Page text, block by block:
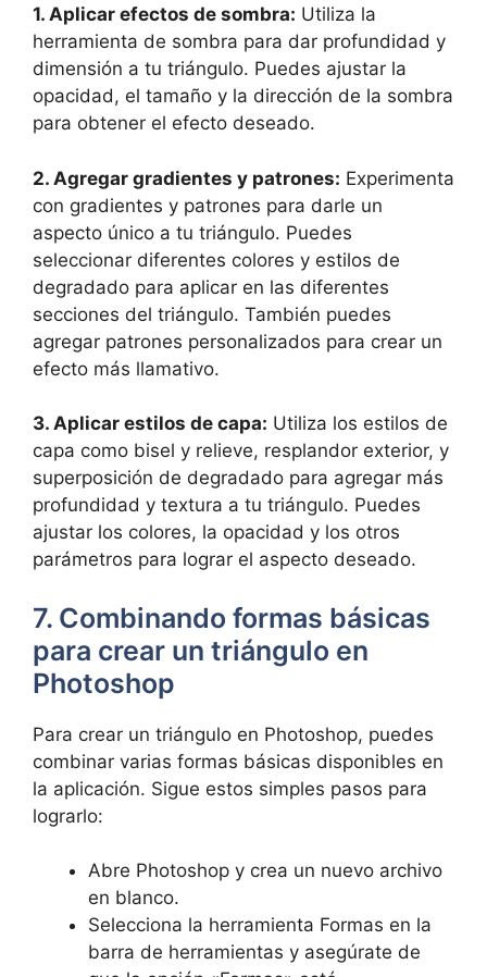
1. Aplicar efectos de sombra: Utiliza la
herramienta de sombra para dar profundidad y
dimensión a tu triángulo. Puedes ajustar la
opacidad, el tamaño y la dirección de la sombra
para obtener el efecto deseado.
2. Agregar gradientes y patrones: Experimenta
con gradientes y patrones para darle un
aspecto único a tu triángulo. Puedes
seleccionar diferentes colores y estilos de
degradado para aplicar en las diferentes
secciones del triángulo. También puedes
agregar patrones personalizados para crear un
efecto más llamativo.
3. Aplicar estilos de capa: Utiliza los estilos de
capa como bisel y relieve, resplandor exterior, y
superposición de degradado para agregar más
profundidad y textura a tu triángulo. Puedes
ajustar los colores, la opacidad y los otros
parámetros para lograr el aspecto deseado.
7. Combinando formas básicas
para crear un triángulo en
Photoshop
Para crear un triángulo en Photoshop, puedes
combinar varias formas básicas disponibles en
la aplicación. Sigue estos simples pasos para
lograrlo:
Abre Photoshop y crea un nuevo archivo
en blanco.
Selecciona la herramienta Formas en la
barra de herramientas y asegúrate de